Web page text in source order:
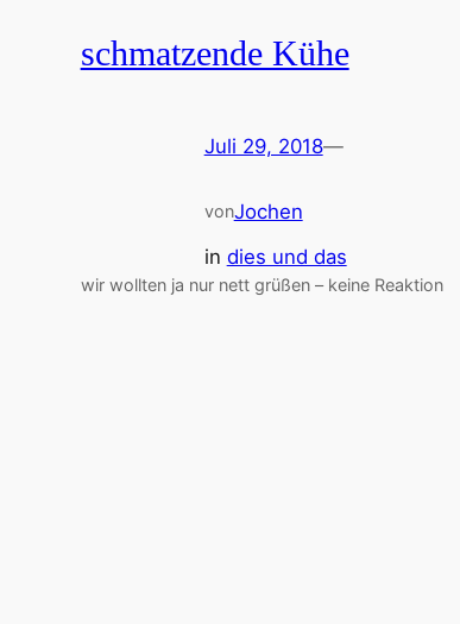
schmatzende Kühe
Juli 29, 2018—
vonJochen
in dies und das
wir wollten ja nur nett grüßen – keine Reaktion